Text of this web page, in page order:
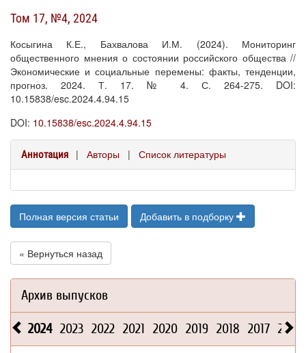
Том 17, №4, 2024
Косыгина К.Е., Бахвалова И.М. (2024). Мониторинг
общественного мнения о состоянии российского общества //
Экономические и социальные перемены: факты, тенденции,
прогноз. 2024. Т. 17. № 4. С. 264-275. DOI:
10.15838/esc.2024.4.94.15
DOI: 10.15838/esc.2024.4.94.15
Аннотация | Авторы | Список литературы
Полная версия статьи Добавить в подборку
« Вернуться назад
Архив выпусков
2024 2023 2022 2021 2020 2019 2018 2017 2016